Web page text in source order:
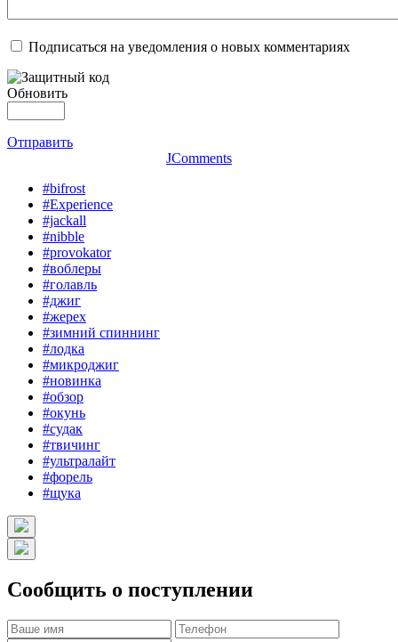
Подписаться на уведомления о новых комментариях
Обновить
Отправить
JComments
#bifrost
#Experience
#jackall
#nibble
#provokator
#воблеры
#голавль
#джиг
#жерех
#зимний спиннинг
#лодка
#микроджиг
#новинка
#обзор
#окунь
#судак
#твичинг
#ультралайт
#форель
#щука
Сообщить о поступлении